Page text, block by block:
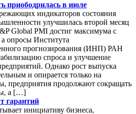
приободрилась в июле
индикаторов состояния
улучшилась второй месяц
Global PMI достиг максимума с
а опросы Института
прогнозирования (ИНП) РАН
спроса и улучшение
Однако рост выпуска
и опирается только на
предприятия продолжают сокращать
а […]
гарантий
инициативу бизнеса,